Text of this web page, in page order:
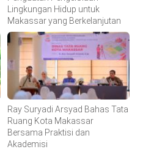
Lingkungan Hidup untuk
Makassar yang Berkelanjutan
Ray Suryadi Arsyad Bahas Tata
Ruang Kota Makassar
Bersama Praktisi dan
Akademisi